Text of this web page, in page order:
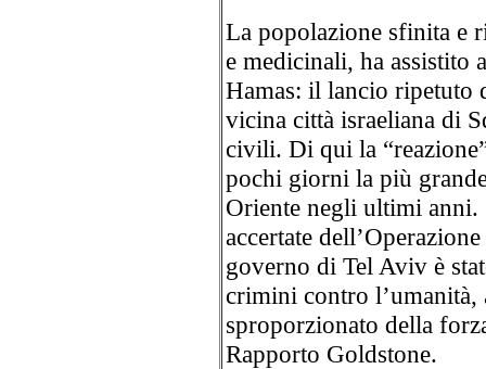
La popolazione sfinita e
e medicinali, ha assistito
Hamas: il lancio ripetuto
vicina città israeliana di
civili. Di qui la
pochi giorni la più
Oriente negli ultimi
accertate
governo di Tel Aviv è
crimini contro l’umanità,
sproporzionato della
Rapporto Goldstone.